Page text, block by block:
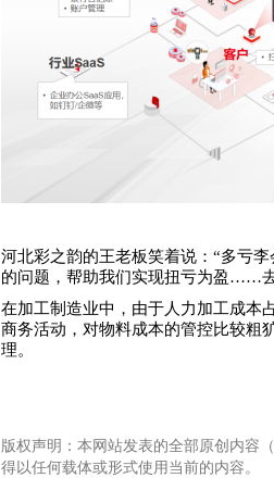
河北彩之韵的王老板笑着说： “多亏
的问题，帮助我们实现扭亏为盈……
在加工制造业中，由于人力加工成本
商务活动，对物料成本的管控比较粗
理。
版权声明：本网站发表的全部原创内容
得以任何载体或形式使用当前的内容。